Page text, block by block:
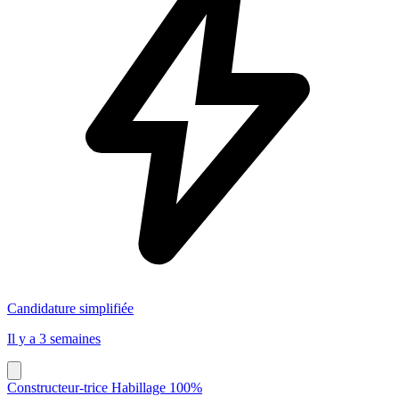
Candidature simplifiée
Il y a 3 semaines
Constructeur-trice Habillage 100%